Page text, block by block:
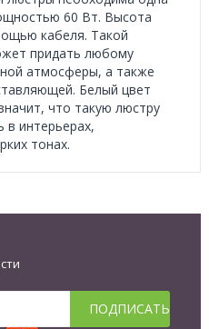
60 Вт. Высота
кабеля. Такой
придать любому
атмосферы, а также
Белый цвет
что такую люстру
интерьерах,
тонах.